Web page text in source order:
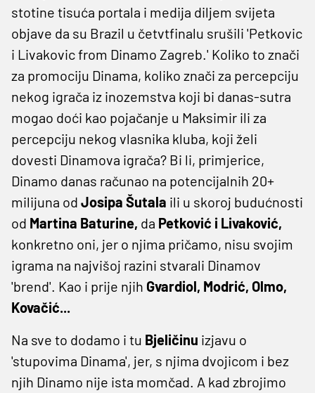
stotine tisuća portala i medija diljem svijeta
objave da su Brazil u četvtfinalu srušili 'Petkovic
i Livakovic from Dinamo Zagreb.' Koliko to znači
za promociju Dinama, koliko znači za percepciju
nekog igrača iz inozemstva koji bi danas-sutra
mogao doći kao pojačanje u Maksimir ili za
percepciju nekog vlasnika kluba, koji želi
dovesti Dinamova igrača? Bi li, primjerice,
Dinamo danas računao na potencijalnih 20+
milijuna od Josipa Šutala ili u skoroj budućnosti
od Martina Baturine, da Petković i Livaković,
konkretno oni, jer o njima pričamo, nisu svojim
igrama na najvišoj razini stvarali Dinamov
'brend'. Kao i prije njih Gvardiol, Modrić, Olmo,
Kovačić...
Na sve to dodamo i tu Bjeličinu izjavu o
'stupovima Dinama', jer, s njima dvojicom i bez
njih Dinamo nije ista momčad. A kad zbrojimo